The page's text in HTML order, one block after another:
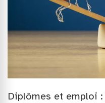
Diplômes et emploi